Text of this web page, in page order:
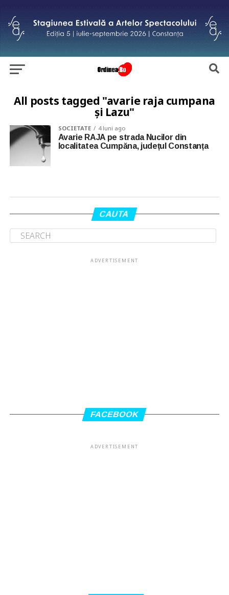
All posts tagged "avarie raja cumpana
și Lazu"
SOCIETATE 4 luni ago
Avarie RAJA pe strada Nucilor din
localitatea Cumpăna, județul Constanța
CAUTA
ADVERTISEMENT
FACEBOOK
ADVERTISEMENT